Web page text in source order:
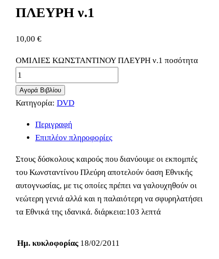
ΠΛΕΥΡΗ ν.1
10,00 €
ΟΜΙΛΙΕΣ ΚΩΝΣΤΑΝΤΙΝΟΥ ΠΛΕΥΡΗ ν.1 ποσότητα
Αγορά Βιβλίου
Κατηγορία: DVD
Περιγραφή
Επιπλέον πληροφορίες
Στους δύσκολους καιρούς που διανύουμε οι εκπομπές
του Κωνσταντίνου Πλεύρη αποτελούν όαση Εθνικής
αυτογνωσίας, με τις οποίες πρέπει να γαλουχηθούν οι
νεώτερη γενιά αλλά και η παλαιότερη να σφυρηλατήσει
τα Εθνικά της ιδανικά. διάρκεια:103 λεπτά
Ημ. κυκλοφορίας 18/02/2011